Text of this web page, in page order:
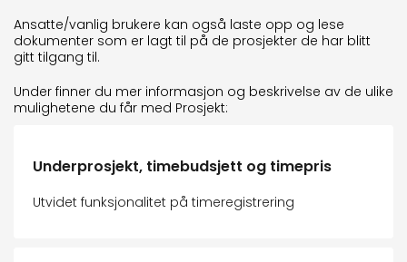
Ansatte/vanlig brukere kan også laste opp og lese
dokumenter som er lagt til på de prosjekter de har blitt
gitt tilgang til.
Under finner du mer informasjon og beskrivelse av de ulike
mulighetene du får med Prosjekt:
Underprosjekt, timebudsjett og timepris
Utvidet funksjonalitet på timeregistrering